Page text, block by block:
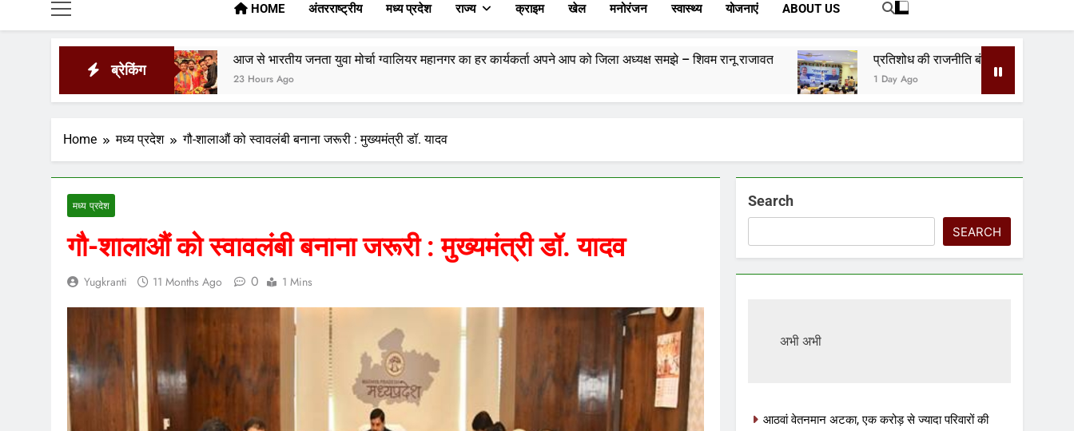
HOME अंतरराष्ट्रीय मध्य प्रदेश राज्य क्राइम खेल मनोरंजन स्वास्थ्य योजनाएं ABOUT US
ब्रेकिंग
आज से भारतीय जनता युवा मोर्चा ग्वालियर महानगर का हर कार्यकर्ता अपने आप को जिला अध्यक्ष समझे – शिवम रानू राजावत
23 Hours Ago
प्रतिशोध की राजनीति बंद करे भाजपा सरकार, कांग्रेस अन्याय के
1 Day Ago
Home मध्य प्रदेश गौ-शालाऔं को स्वावलंबी बनाना जरूरी : मुख्यमंत्री डॉ. यादव
मध्य प्रदेश
गौ-शालाऔं को स्वावलंबी बनाना जरूरी : मुख्यमंत्री डॉ. यादव
Yugkranti 11 Months Ago 0 1 Mins
Search
SEARCH
अभी अभी
आठवां वेतनमान अटका, एक करोड़ से ज्यादा परिवारों की